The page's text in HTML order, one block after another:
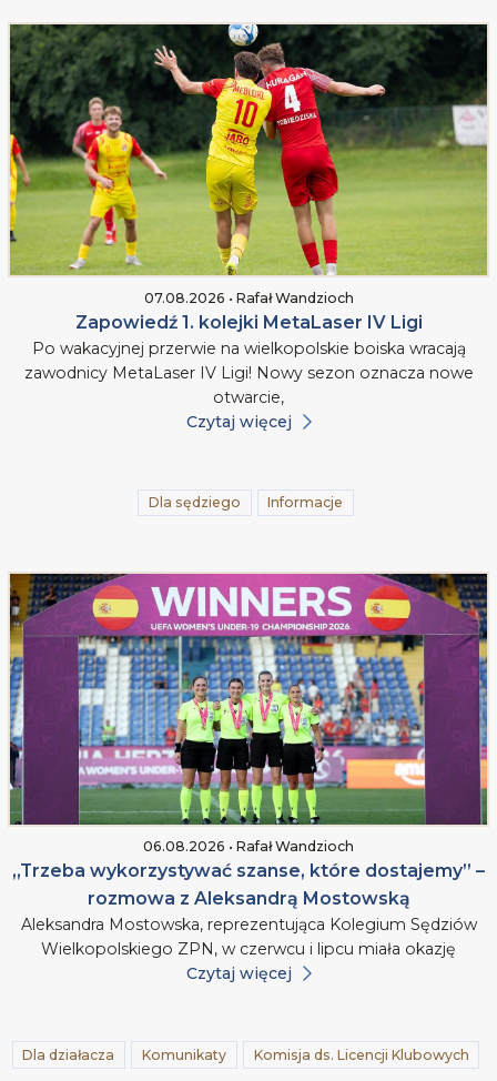
07.08.2026 • Rafał Wandzioch
Zapowiedź 1. kolejki MetaLaser IV Ligi
Po wakacyjnej przerwie na wielkopolskie boiska wracają
zawodnicy MetaLaser IV Ligi! Nowy sezon oznacza nowe
otwarcie,
Czytaj więcej
Dla sędziego Informacje
06.08.2026 • Rafał Wandzioch
„Trzeba wykorzystywać szanse, które dostajemy” –
rozmowa z Aleksandrą Mostowską
Aleksandra Mostowska, reprezentująca Kolegium Sędziów
Wielkopolskiego ZPN, w czerwcu i lipcu miała okazję
Czytaj więcej
Dla działacza Komunikaty Komisja ds. Licencji Klubowych